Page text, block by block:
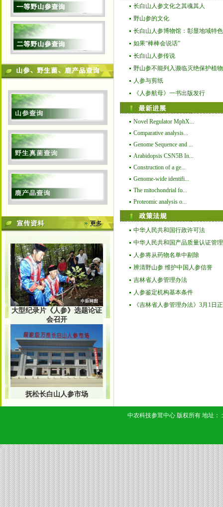
大型纪录片《人参》选题论证
会召开
抚松长白山人参市场
长白山人参文化之其魂其人
野山参的文化
长白山人参博物馆：彰显地域特
如果“棒棒会说话”
长白山人参传说
野山参不能列入濒临灭绝保护植物
人参与剪纸
《人参航母》一书出版发行
Novel Regulator MphX...
Comparative analysis...
Genome Sequence and ...
Arabidopsis CSN5B In...
Construction of a ge...
Genome-wide identifi...
The mitochondrial fo...
Proteomic analysis o...
中华人民共和国行政许可法
中华人民共和国产品质量认证管
人参将从药物名单中剔除
辨清野山参 维护中国人参信誉
吉林省人参管理办法
人参鉴定机构基本条件
《吉林省人参管理办法》3月1日
中农科技参茸中心 版权所有 地址：